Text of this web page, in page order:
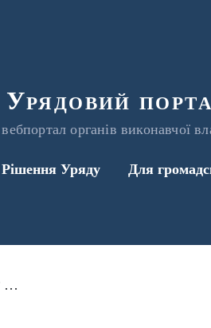
Урядовий
органів виконавчої
Рішення Уряду Для
Інформація про участь членів Уряду